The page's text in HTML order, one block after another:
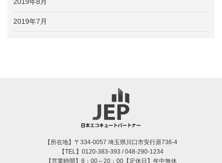
2019年7月
【所在地】〒334-0057 埼玉県川口市安行原736-4
【TEL】0120-383-393 / 048-290-1234
【営業時間】8：00～20：00【定休日】年中無休